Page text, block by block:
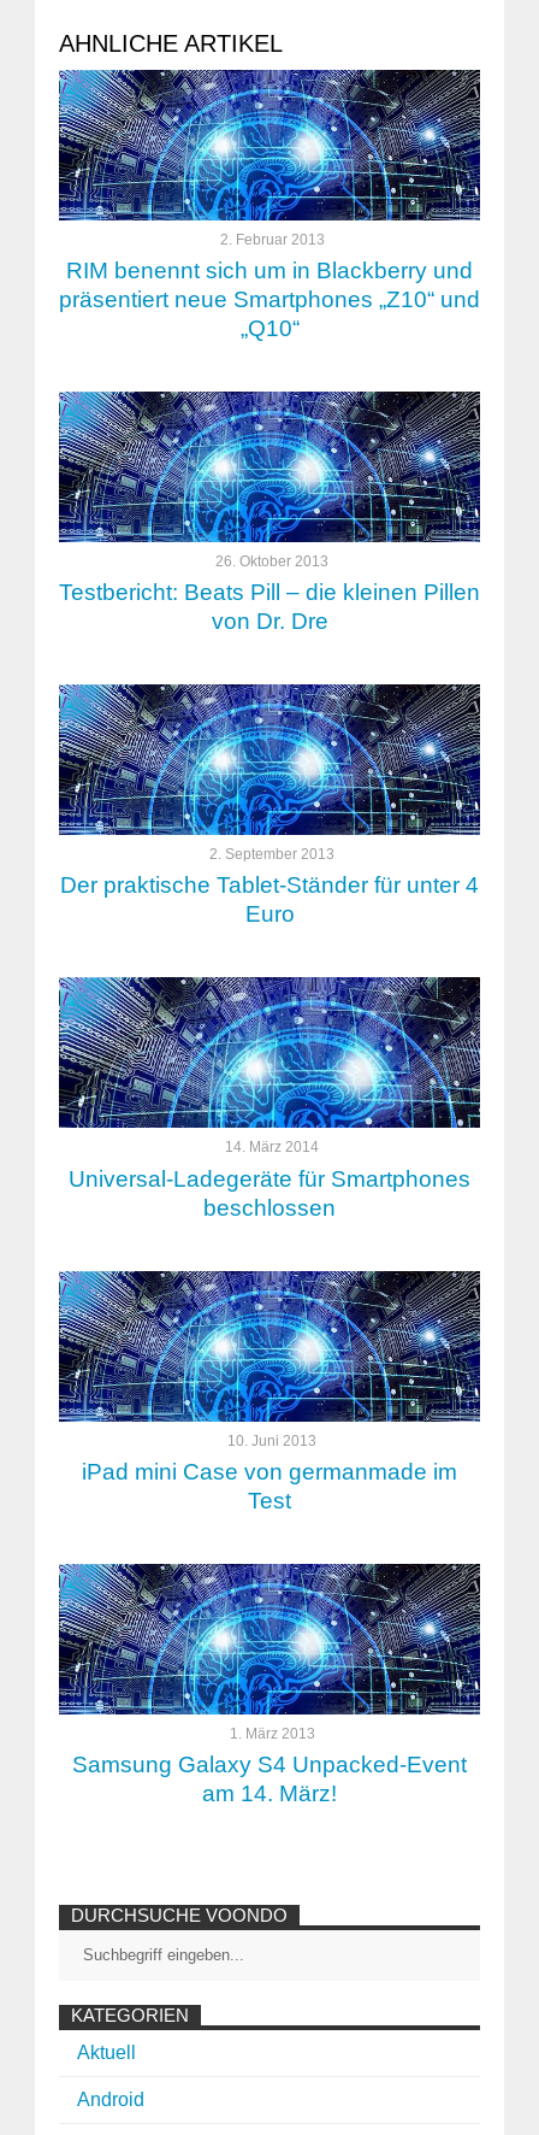
AHNLICHE ARTIKEL
2. Februar 2013
RIM benennt sich um in Blackberry und
präsentiert neue Smartphones „Z10“ und
„Q10“
26. Oktober 2013
Testbericht: Beats Pill – die kleinen Pillen
von Dr. Dre
2. September 2013
Der praktische Tablet-Ständer für unter 4
Euro
14. März 2014
Universal-Ladegeräte für Smartphones
beschlossen
10. Juni 2013
iPad mini Case von germanmade im
Test
1. März 2013
Samsung Galaxy S4 Unpacked-Event
am 14. März!
DURCHSUCHE VOONDO
KATEGORIEN
Aktuell
Android